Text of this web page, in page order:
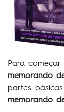
Para
memorando
partes
memorando